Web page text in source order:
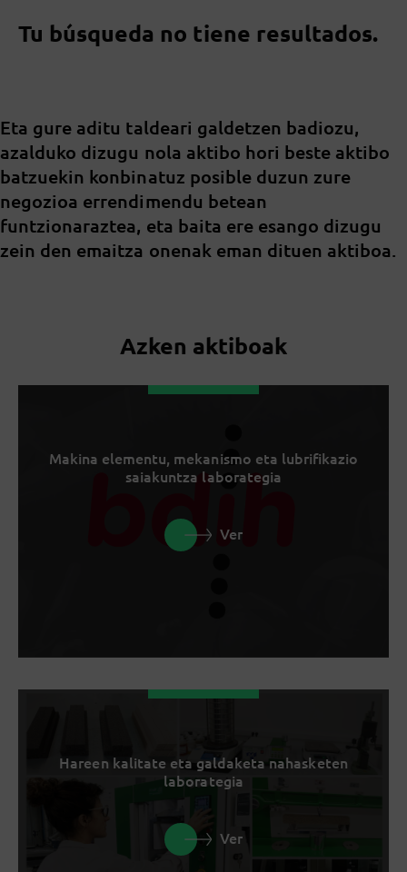
Tu búsqueda no tiene resultados.
Eta gure aditu taldeari galdetzen badiozu,
azalduko dizugu nola aktibo hori beste aktibo
batzuekin konbinatuz posible duzun zure
negozioa errendimendu betean
funtzionaraztea, eta baita ere esango dizugu
zein den emaitza onenak eman dituen aktiboa.
Azken aktiboak
Makina elementu, mekanismo eta lubrifikazio
saiakuntza laborategia
Ver
Hareen kalitate eta galdaketa nahasketen
laborategia
Ver